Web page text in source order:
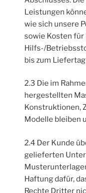
Leistungen
wie sich unsere
sowie Kosten
Hilfs-/
bis zum
2.3 Die im
hergestellten
Konstruktionen,
Modelle bleiben
2.4 Der Kunde
gelieferten
Haftung dafür,
Rechte Dritter